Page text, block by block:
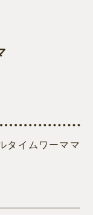
タイムワーママ